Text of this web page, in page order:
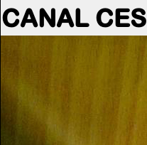
CANAL CES